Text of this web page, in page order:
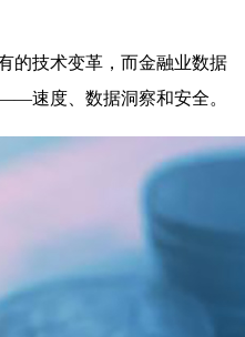
的技术变革，而金融业数据
速度、数据洞察和安全。